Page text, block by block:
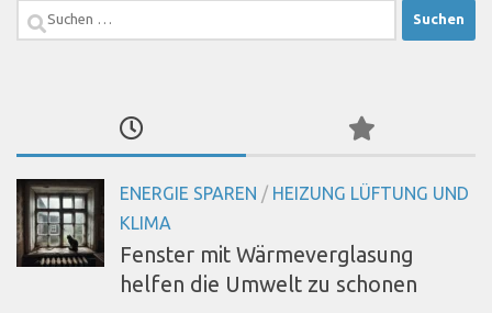
Suchen
ENERGIE SPAREN / HEIZUNG LÜFTUNG UND
KLIMA
Fenster mit Wärmeverglasung
helfen die Umwelt zu schonen